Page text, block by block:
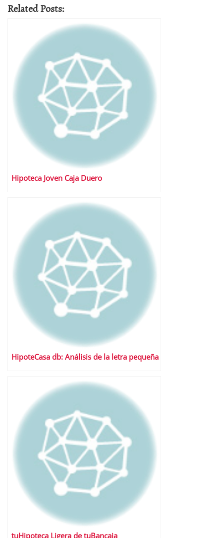
Related Posts:
Hipoteca Joven Caja Duero
HipoteCasa db: Análisis de la letra pequeña
tuHipoteca Ligera de tuBancaja